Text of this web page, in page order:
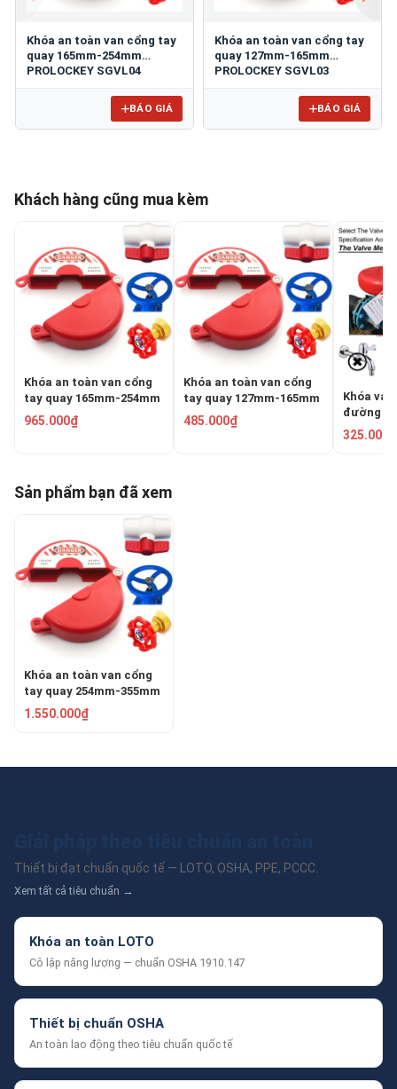
Khóa an toàn van cổng tay
quay 165mm-254mm
PROLOCKEY SGVL04
BÁO GIÁ
Khóa an toàn van cổng tay
quay 127mm-165mm
PROLOCKEY SGVL03
BÁO GIÁ
Khách hàng cũng mua kèm
Khóa an toàn van cổng
tay quay 165mm-254mm
PROLOCKEY SGVL04
965.000₫
Khóa an toàn van cổng
tay quay 127mm-165mm
PROLOCKEY SGVL03
485.000₫
Khóa
đường
127mm
SGVL02
325.000₫
Sản phẩm bạn đã xem
Khóa an toàn van cổng
tay quay 254mm-355mm
PROLOCKEY SGVL05
1.550.000₫
Thiết bị đạt chuẩn quốc tế — LOTO, OSHA, PPE, PCCC.
Xem tất cả tiêu chuẩn →
Khóa an toàn LOTO
Cô lập năng lượng — chuẩn OSHA 1910.147
Thiết bị chuẩn OSHA
An toàn lao động theo tiêu chuẩn quốc tế